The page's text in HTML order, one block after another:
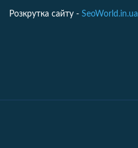
Розкрутка сайту - SeoWorld.in.ua